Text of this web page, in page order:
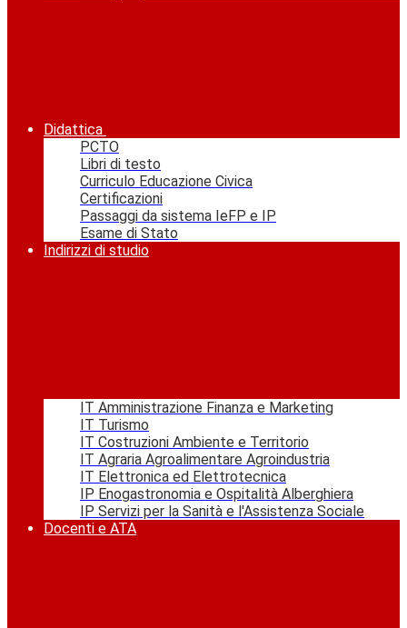
Didattica
PCTO
Libri di testo
Curriculo Educazione Civica
Certificazioni
Passaggi da sistema IeFP e IP
Esame di Stato
Indirizzi di studio
IT Amministrazione Finanza e Marketing
IT Turismo
IT Costruzioni Ambiente e Territorio
IT Agraria Agroalimentare Agroindustria
IT Elettronica ed Elettrotecnica
IP Enogastronomia e Ospitalità Alberghiera
IP Servizi per la Sanità e l'Assistenza Sociale
Docenti e ATA